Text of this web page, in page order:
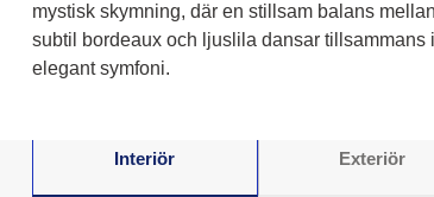
mystisk skymning, där en stillsam balans mellan
subtil bordeaux och ljuslila dansar tillsammans
elegant symfoni.
Interiör Exteriör